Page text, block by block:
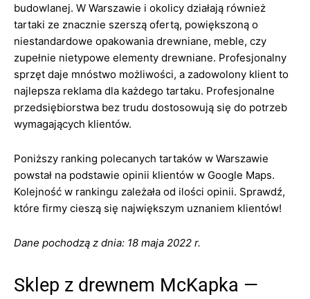
budowlanej. W Warszawie i okolicy działają również
tartaki ze znacznie szerszą ofertą, powiększoną o
niestandardowe opakowania drewniane, meble, czy
zupełnie nietypowe elementy drewniane. Profesjonalny
sprzęt daje mnóstwo możliwości, a zadowolony klient to
najlepsza reklama dla każdego tartaku. Profesjonalne
przedsiębiorstwa bez trudu dostosowują się do potrzeb
wymagających klientów.
Poniższy ranking polecanych tartaków w Warszawie
powstał na podstawie opinii klientów w Google Maps.
Kolejność w rankingu zależała od ilości opinii. Sprawdź,
które firmy cieszą się największym uznaniem klientów!
Dane pochodzą z dnia: 18 maja 2022 r.
Sklep z drewnem McKapka —